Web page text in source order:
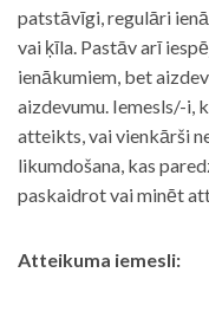
patstāvīgi, regulāri
vai ķīla. Pastāv arī
ienākumiem, bet
aizdevumu. Iemesls/-i,
atteikts, vai vienkārši
likumdošana, kas
paskaidrot vai minēt
Atteikuma iemesli: